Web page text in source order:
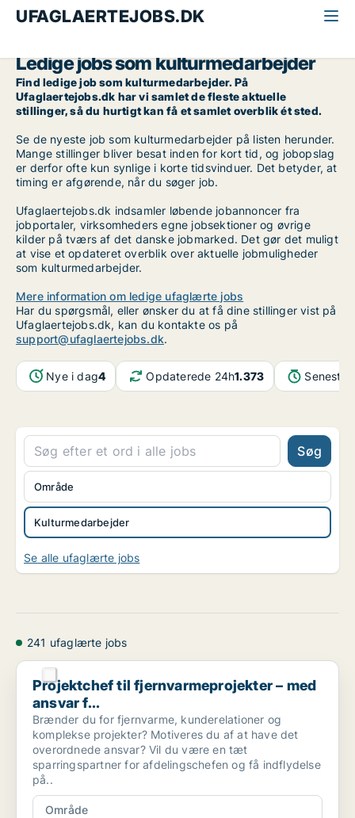
UFAGLAERTEJOBS.DK
Ledige jobs som kulturmedarbejder
Find ledige job som kulturmedarbejder. På
Ufaglaertejobs.dk har vi samlet de fleste aktuelle
stillinger, så du hurtigt kan få et samlet overblik ét sted.
Se de nyeste job som kulturmedarbejder på listen herunder.
Mange stillinger bliver besat inden for kort tid, og jobopslag
er derfor ofte kun synlige i korte tidsvinduer. Det betyder, at
timing er afgørende, når du søger job.
Ufaglaertejobs.dk indsamler løbende jobannoncer fra
jobportaler, virksomheders egne jobsektioner og øvrige
kilder på tværs af det danske jobmarked. Det gør det muligt
at vise et opdateret overblik over aktuelle jobmuligheder
som kulturmedarbejder.
Mere information om ledige ufaglærte jobs
Har du spørgsmål, eller ønsker du at få dine stillinger vist på
Ufaglaertejobs.dk, kan du kontakte os på
support@ufaglaertejobs.dk.
Nye i dag4 Opdaterede 24h1.373 Seneste
Søg
Kulturmedarbejder
Område
Se alle ufaglærte jobs
241 ufaglærte jobs
Projektchef til fjernvarmeprojekter – med ansvar f...
Projektchef til fjernvarmeprojekter – med
ansvar f...
Brænder du for fjernvarme, kunderelationer og
komplekse projekter? Motiveres du af at have det
overordnede ansvar? Vil du være en tæt
sparringspartner for afdelingschefen og få indflydelse
på..
Område